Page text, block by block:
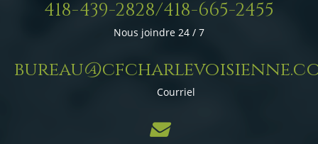
418-439-2828/418-665-2455
Nous joindre 24 / 7
Courriel